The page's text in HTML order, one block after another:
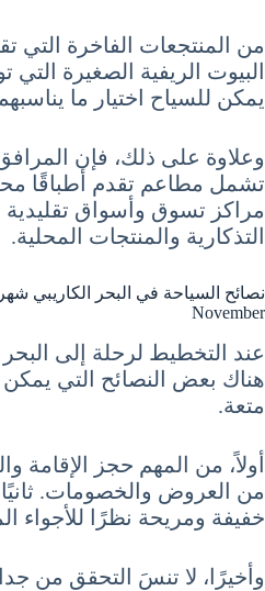
من المنتجعات الفاخرة التي
البيوت الريفية الصغيرة التي
يمكن للسياح اختيار ما
وعلاوة على ذلك، فإن
تشمل مطاعم تقدم أطباقًا
مراكز تسوق وأسواق تقليدية
التذكارية والمنتجات المحلية.
November
عند التخطيط لرحلة إلى
هناك بعض النصائح التي
متعة.
أولاً، من المهم حجز الإقامة
من العروض والخصومات.
خفيفة ومريحة نظرًا للأجواء
وأخيرًا، لا تنسَ التحقق من